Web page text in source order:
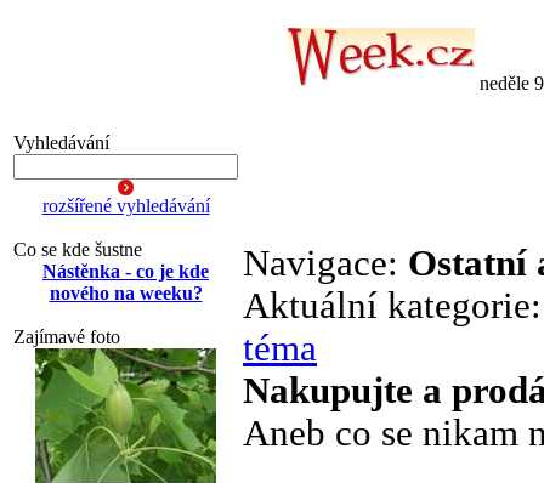
neděle
Vyhledávání
rozšířené vyhledávání
Co se kde šustne
Nástěnka - co je kde
nového na weeku?
Zajímavé foto
Navigace: Ostatní
Aktuální
téma
Nakupujte a
Aneb co se nikam